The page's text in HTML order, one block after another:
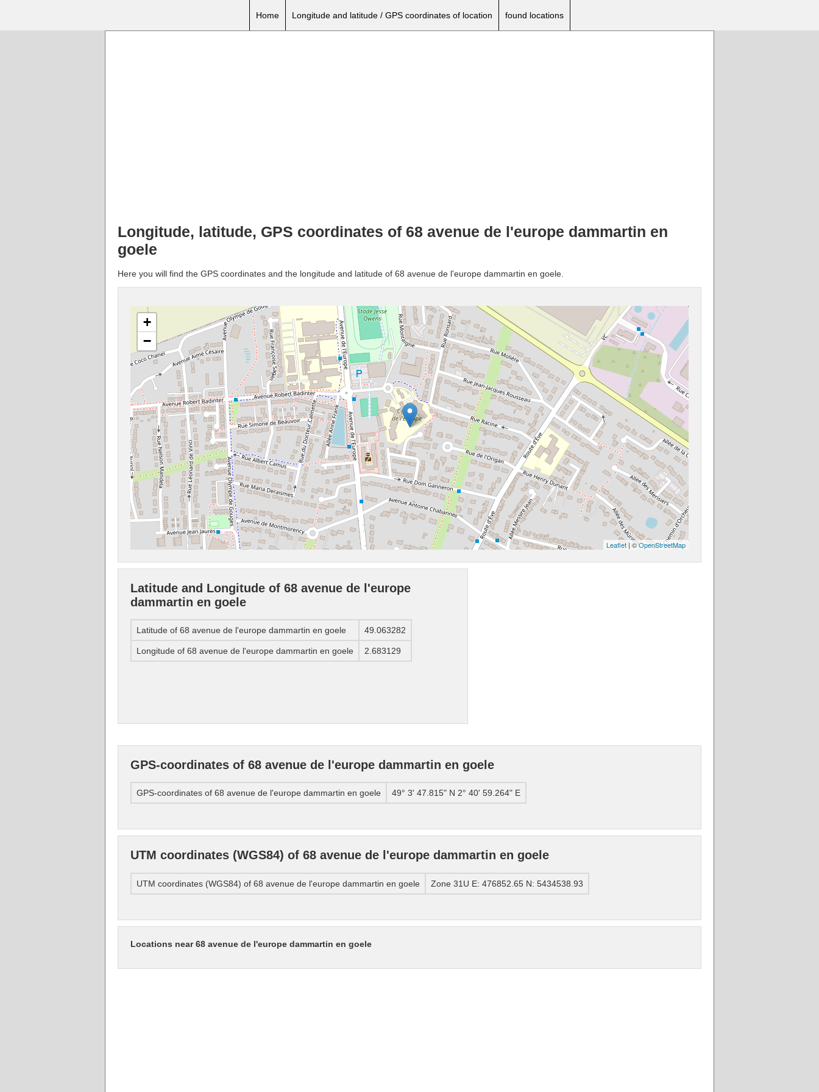
Home Longitude and latitude / GPS coordinates of location found locations
Longitude, latitude, GPS coordinates of 68 avenue de l'europe dammartin en
goele
Here you will find the GPS coordinates and the longitude and latitude of 68 avenue de l'europe dammartin en goele.
+
−
Leaflet | ©OpenStreetMap
Latitude and Longitude of 68 avenue de l'europe
dammartin en goele
Latitude of 68 avenue de l'europe dammartin en goele 49.063282
Longitude of 68 avenue de l'europe dammartin en goele 2.683129
GPS-coordinates of 68 avenue de l'europe dammartin en goele
GPS-coordinates of 68 avenue de l'europe dammartin en goele 49° 3' 47.815" N 2° 40' 59.264" E
UTM coordinates (WGS84) of 68 avenue de l'europe dammartin en goele
UTM coordinates (WGS84) of 68 avenue de l'europe dammartin en goele Zone 31U E: 476852.65 N: 5434538.93
Locations near 68 avenue de l'europe dammartin en goele